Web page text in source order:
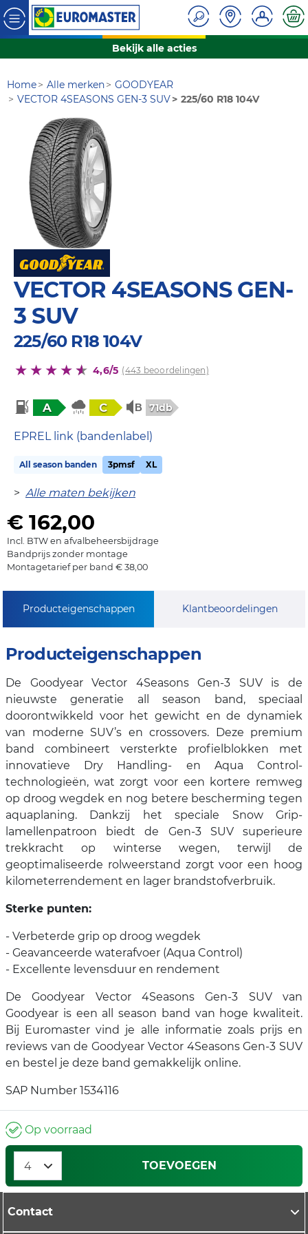
Bekijk alle acties
Home Alle merken
GOODYEAR
VECTOR 4SEASONS GEN-3 SUV
225/60 R18 104V
VECTOR 4SEASONS GEN-
3 SUV
225/60 R18 104V
4,6/5 (443 beoordelingen)
A C 71db
EPREL link (bandenlabel)
All season banden 3pmsf XL
> Alle maten bekijken
€ 162,00
Incl. BTW en afvalbeheersbijdrage
Bandprijs zonder montage
Montagetarief per band € 38,00
Producteigenschappen Klantbeoordelingen
Producteigenschappen
De Goodyear Vector 4Seasons Gen-3 SUV is de
nieuwste generatie all season band, speciaal
doorontwikkeld voor het gewicht en de dynamiek
van moderne SUV’s en crossovers. Deze premium
band combineert versterkte profielblokken met
innovatieve Dry Handling- en Aqua Control-
technologieën, wat zorgt voor een kortere remweg
op droog wegdek en nog betere bescherming tegen
aquaplaning. Dankzij het speciale Snow Grip-
lamellenpatroon biedt de Gen-3 SUV superieure
trekkracht op winterse wegen, terwijl de
geoptimaliseerde rolweerstand zorgt voor een hoog
kilometerrendement en lager brandstofverbruik.
Sterke punten:
- Verbeterde grip op droog wegdek
- Geavanceerde waterafvoer (Aqua Control)
- Excellente levensduur en rendement
De Goodyear Vector 4Seasons Gen-3 SUV van
Goodyear is een all season band van hoge kwaliteit.
Bij Euromaster vind je alle informatie zoals prijs en
reviews van de Goodyear Vector 4Seasons Gen-3 SUV
en bestel je deze band gemakkelijk online.
SAP Number 1534116
Op voorraad
TOEVOEGEN
Contact